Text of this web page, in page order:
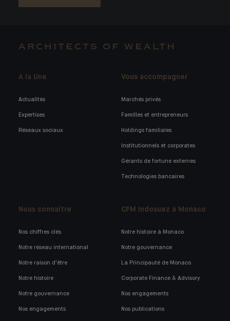
ARCHITECTS OF WEALTH
A la Une
Actualités
Expertises
Réseaux sociaux
Vous accompagner
Marchés privés
Familles et entrepreneurs
Holdings familiales
Institutionnels et corporates
Gérants de fortune externes
Technologies bancaires
Nous connaître
Nos chiffres clés
Notre réseau international
Notre raison d'être
Notre histoire
Notre gouvernance
Nos engagements
CFM Indosuez à Monaco
Notre histoire à Monaco
Notre gouvernance
La Principauté de Monaco
Corporate Finance & Advisory
Nos engagements
Nos publications